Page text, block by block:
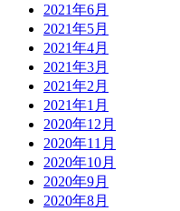
2021年6月
2021年5月
2021年4月
2021年3月
2021年2月
2021年1月
2020年12月
2020年11月
2020年10月
2020年9月
2020年8月